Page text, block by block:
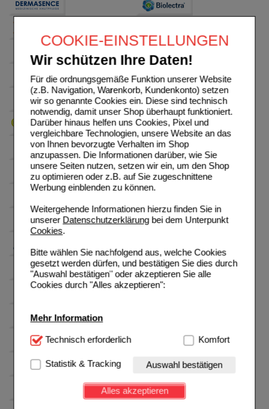
COOKIE-EINSTELLUNGEN
Wir schützen Ihre Daten!
Für die ordnungsgemäße Funktion unserer Website
(z.B. Navigation, Warenkorb, Kundenkonto) setzen
wir so genannte Cookies ein. Diese sind technisch
notwendig, damit unser Shop überhaupt funktioniert.
Darüber hinaus helfen uns Cookies, Pixel und
vergleichbare Technologien, unsere Website an das
von Ihnen bevorzugte Verhalten im Shop
anzupassen. Die Informationen darüber, wie Sie
unsere Seiten nutzen, setzen wir ein, um den Shop
zu optimieren oder z.B. auf Sie zugeschnittene
Werbung einblenden zu können.
Weitergehende Informationen hierzu finden Sie in
unserer Datenschutzerklärungbei dem Unterpunkt
Cookies.
Bitte wählen Sie nachfolgend aus, welche Cookies
gesetzt werden dürfen, und bestätigen Sie dies durch
"Auswahl bestätigen" oder akzeptieren Sie alle
Cookies durch "Alles akzeptieren":
Mehr Information
Technisch Notwendig:Hierbei handelt es sich um
Website notwendig sind (z.B. Navigation, Warenkorb,
Kundenkonto), weshalb auf diese nicht verzichtet
werden kann.
Technisch erforderlich Komfort
Statistik & Tracking Auswahl bestätigen
Alles akzeptieren